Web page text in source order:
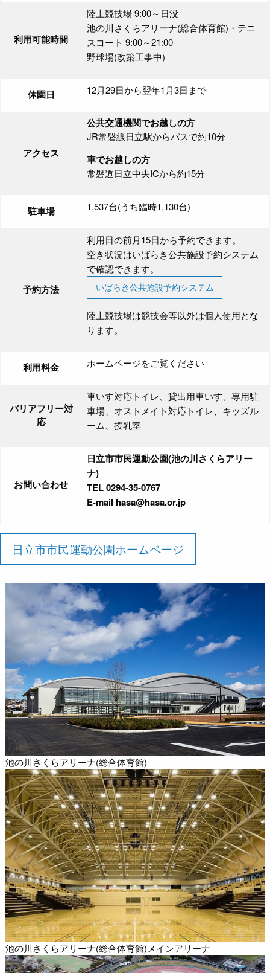
利用可能時間
陸上競技場 9:00～日没
池の川さくらアリーナ(総合体育館)・テニ
スコート 9:00～21:00
野球場(改築工事中)
休園日 12月29日から翌年1月3日まで
アクセス
公共交通機関でお越しの方
JR常磐線日立駅からバスで約10分
車でお越しの方
常磐道日立中央ICから約15分
駐車場 1,537台(うち臨時1,130台)
予約方法
利用日の前月15日から予約できます。
空き状況はいばらき公共施設予約システム
で確認できます。
いばらき公共施設予約システム
陸上競技場は競技会等以外は個人使用とな
ります。
利用料金 ホームページをご覧ください
バリアフリー対
応
車いす対応トイレ、貸出用車いす、専用駐
車場、オストメイト対応トイレ、キッズル
ーム、授乳室
お問い合わせ
日立市市民運動公園(池の川さくらアリー
ナ)
TEL 0294-35-0767
E-mail hasa@hasa.or.jp
日立市市民運動公園ホームページ
池の川さくらアリーナ(総合体育館)
池の川さくらアリーナ(総合体育館)メインアリーナ